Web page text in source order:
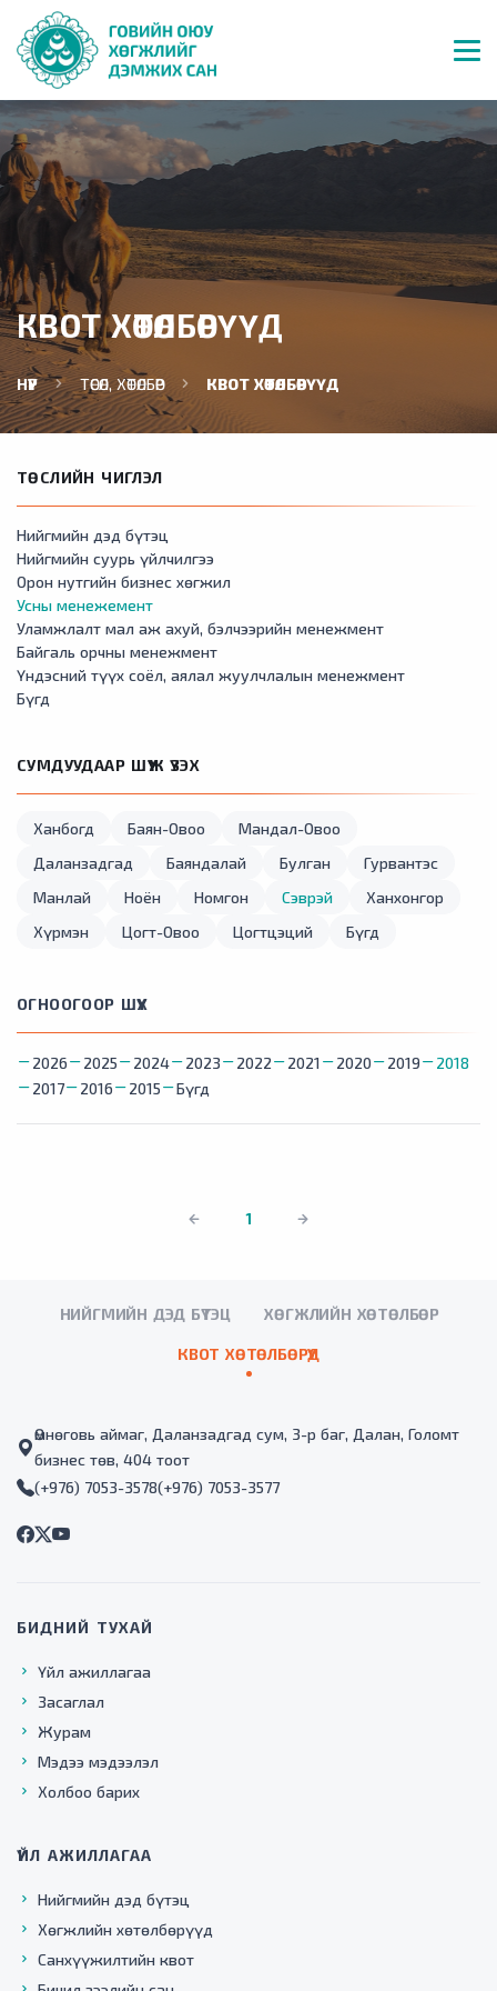
КВОТ ХӨТӨЛБӨРҮҮД
НҮҮР ТӨСӨЛ, ХӨТӨЛБӨР КВОТ ХӨТӨЛБӨРҮҮД
ТӨСЛИЙН ЧИГЛЭЛ
Нийгмийн дэд бүтэц
Нийгмийн суурь үйлчилгээ
Орон нутгийн бизнес хөгжил
Усны менежемент
Уламжлалт мал аж ахуй, бэлчээрийн менежмент
Байгаль орчны менежмент
Үндэсний түүх соёл, аялал жуулчлалын менежмент
Бүгд
СУМДУУДААР ШҮҮЖ ҮЗЭХ
Ханбогд Баян-Овоо
Мандал-Овоо
Даланзадгад
Баяндалай Булган
Гурвантэс
Манлай
Ноён Номгон Сэврэй
Ханхонгор
Хүрмэн
Цогт-Овоо Цогтцэций Бүгд
ОГНООГООР ШҮҮХ
2026 2025 2024 2023 2022 2021 2020 2019
2018
2017
2016 2015 Бүгд
1
НИЙГМИЙН ДЭД БҮТЭЦ ХӨГЖЛИЙН ХӨТӨЛБӨР
КВОТ ХӨТӨЛБӨРҮҮД
Өмнөговь аймаг, Даланзадгад сум, 3-р баг, Далан, Голомт
бизнес төв, 404 тоот
(+976) 7053-3578(+976) 7053-3577
БИДНИЙ ТУХАЙ
Үйл ажиллагаа
Засаглал
Журам
Мэдээ мэдээлэл
Холбоо барих
ҮЙЛ АЖИЛЛАГАА
Нийгмийн дэд бүтэц
Хөгжлийн хөтөлбөрүүд
Санхүүжилтийн квот